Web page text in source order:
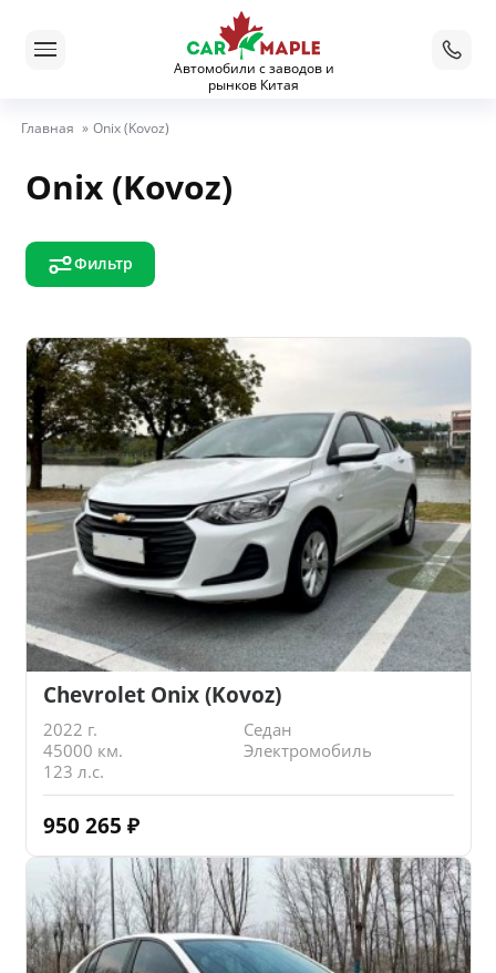
Автомобили с заводов и
рынков Китая
Главная » Onix (Kovoz)
Onix (Kovoz)
Фильтр
Chevrolet Onix (Kovoz)
2022 г.
Седан
45000 км.
Электромобиль
123 л.с.
950 265 ₽